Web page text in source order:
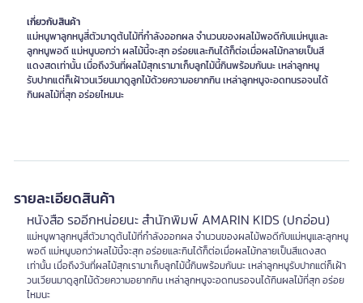
เกี่ยวกับสินค้า
แม่หนูพาลูกหนูสี่ตัวมาดูต้นไม้ที่กำลังออกผล จำนวนของผลไม้พอดีกับแม่หนูและ
ลูกหนูพอดี แม่หนูบอกว่า ผลไม้นี้จะสุก อร่อยและกินได้ก็ต่อเมื่อผลไม้กลายเป็นสี
แดงสดเท่านั้น เมื่อถึงวันที่ผลไม้สุกเรามาเก็บลูกไม้นี้กินพร้อมกันนะ เหล่าลูกหนู
รับปากแต่ก็เฝ้าวนเวียนมาดูลูกไม้ด้วยความอยากกิน เหล่าลูกหนูจะอดทนรอจนได้
กินผลไม้ที่สุก อร่อยไหมนะ
รายละเอียดสินค้า
หนังสือ รออีกหน่อยนะ สำนักพิมพ์ AMARIN KIDS (ปกอ่อน)
แม่หนูพาลูกหนูสี่ตัวมาดูต้นไม้ที่กำลังออกผล จำนวนของผลไม้พอดีกับแม่หนูและลูกหนู
พอดี แม่หนูบอกว่าผลไม้นี้จะสุก อร่อยและกินได้ก็ต่อเมื่อผลไม้กลายเป็นสีแดงสด
เท่านั้น เมื่อถึงวันที่ผลไม้สุกเรามาเก็บลูกไม้นี้กินพร้อมกันนะ เหล่าลูกหนูรับปากแต่ก็เฝ้า
วนเวียนมาดูลูกไม้ด้วยความอยากกิน เหล่าลูกหนูจะอดทนรอจนได้กินผลไม้ที่สุก อร่อย
ไหมนะ